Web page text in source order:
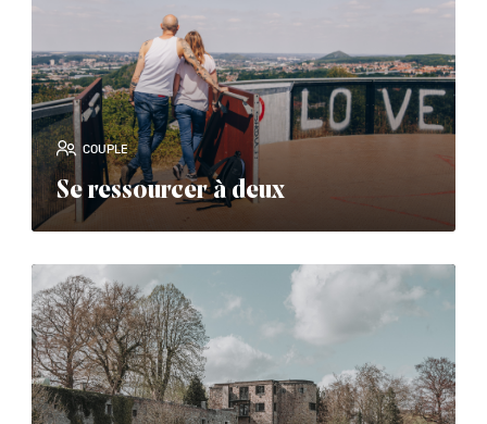
Se ressourcer à deux
COUPLE
read_more